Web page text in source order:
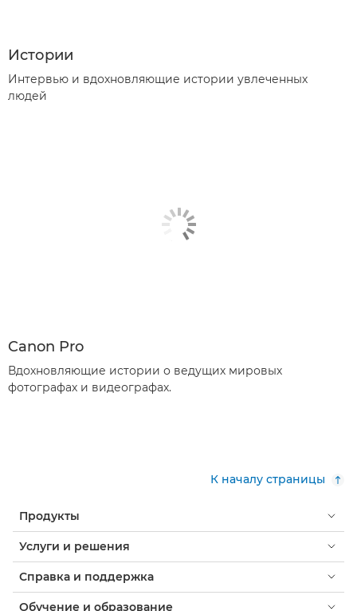
Истории
Интервью и вдохновляющие истории увлеченных
людей
Canon Pro
Вдохновляющие истории о ведущих мировых
фотографах и видеографах.
К началу страницы
Продукты
Услуги и решения
Справка и поддержка
Обучение и образование